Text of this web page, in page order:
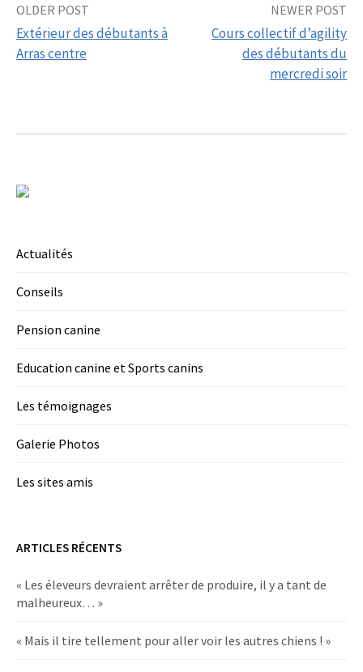
Post
navigation
OLDER POST
Extérieur des débutants à
Arras centre
NEWER POST
Cours collectif d’agility
des débutants du
mercredi soir
Actualités
Conseils
Pension canine
Education canine et Sports canins
Les témoignages
Galerie Photos
Les sites amis
ARTICLES RÉCENTS
« Les éleveurs devraient arrêter de produire, il y a tant de
malheureux… »
« Mais il tire tellement pour aller voir les autres chiens ! »